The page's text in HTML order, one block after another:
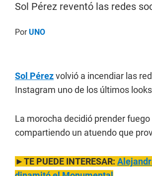
Sol Pérez reventó las redes
PorUNO
Sol Pérezvolvió a incendiar las
Instagram uno de los últimos
La morocha decidió prender
compartiendo un atuendo que
►TE PUEDE INTERESAR: